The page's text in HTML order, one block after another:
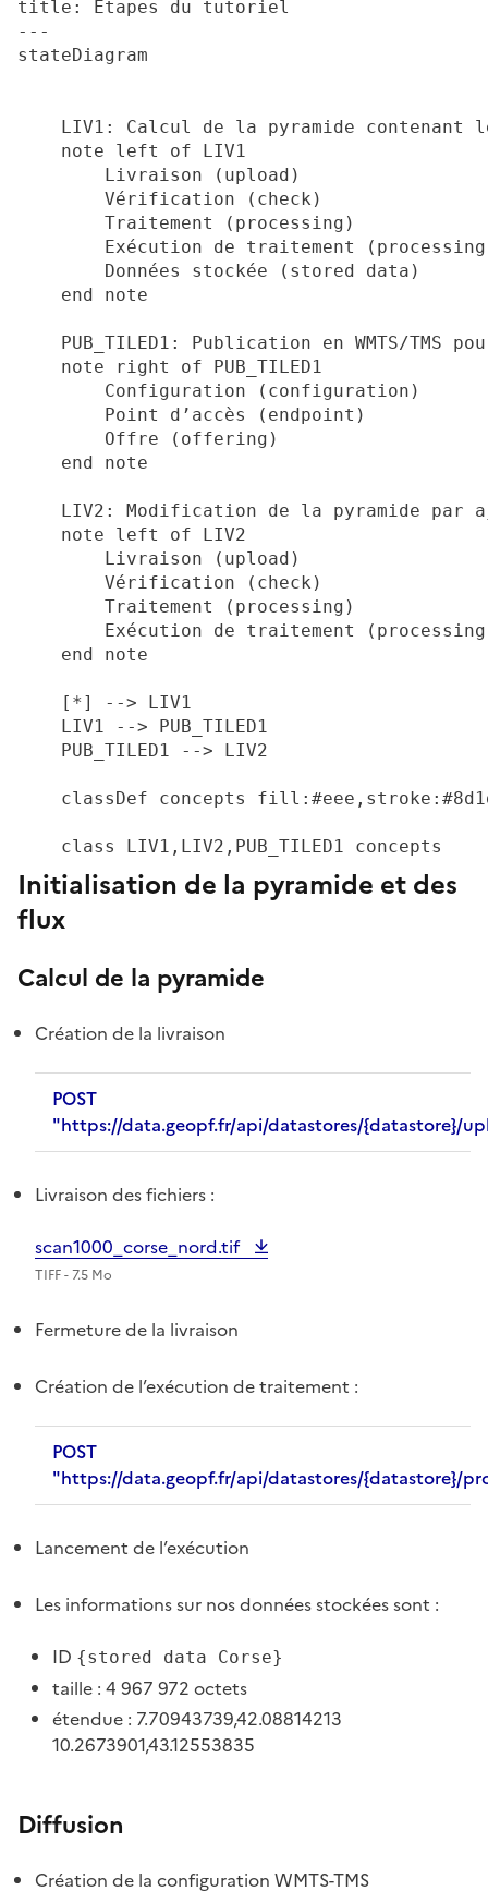
title: Étapes du tutoriel
---
stateDiagram
LIV1: Calcul de la pyramide contenant
    note left of LIV1
        Livraison (upload)
        Vérification (check)
        Traitement (processing)
Exécution de traitement
        Données stockée (stored data)
    end note
PUB_TILED1: Publication en WMTS/TMS
    note right of PUB_TILED1
        Configuration (configuration)
        Point d’accès (endpoint)
        Offre (offering)
    end note
LIV2: Modification de la pyramide par
    note left of LIV2
        Livraison (upload)
        Vérification (check)
        Traitement (processing)
Exécution de traitement
    end note
    [*] --> LIV1
    LIV1 --> PUB_TILED1
    PUB_TILED1 --> LIV2
classDef concepts
Initialisation de la pyramide et des
flux
Calcul de la pyramide
Création de la livraison
POST
"https://data.geopf.fr/api/datastores/{datastore}/
Livraison des fichiers :
scan1000_corse_nord.tif
TIFF - 7.5 Mo
Fermeture de la livraison
Création de l’exécution de traitement :
POST
"https://data.geopf.fr/api/datastores/{datastore}/
Lancement de l’exécution
Les informations sur nos données stockées sont :
ID {stored data Corse}
taille : 4 967 972 octets
étendue : 7.70943739,42.08814213
10.2673901,43.12553835
Diffusion
Création de la configuration WMTS-TMS